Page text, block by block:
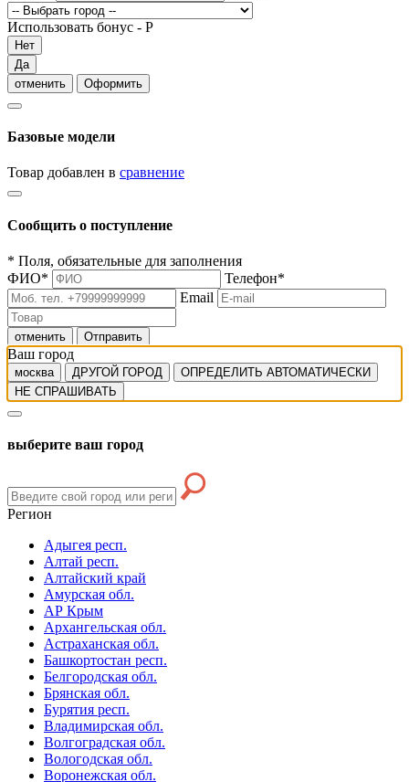
Использовать бонус - Р
Нет
Да
отменить
Оформить
Базовые модели
Товар добавлен в сравнение
Сообщить о поступление
* Поля, обязательные для заполнения
ФИО* Телефон*
Email
отменить Отправить
Ваш город
москва ДРУГОЙ ГОРОД
ОПРЕДЕЛИТЬ АВТОМАТИЧЕСКИ
НЕ СПРАШИВАТЬ
выберите ваш город
Регион
Адыгея респ.
Алтай респ.
Алтайский край
Амурская обл.
АР Крым
Архангельская обл.
Астраханская обл.
Башкортостан респ.
Белгородская обл.
Брянская обл.
Бурятия респ.
Владимирская обл.
Волгоградская обл.
Вологодская обл.
Воронежская обл.